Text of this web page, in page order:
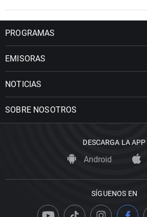
PROGRAMAS
EMISORAS
NOTICIAS
SOBRE NOSOTROS
DESCARGA LA APP
Android
SÍGUENOS EN